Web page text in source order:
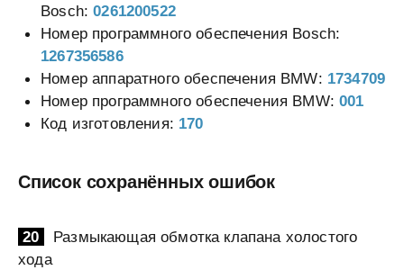
Bosch:0261200522
Номер программного обеспечения Bosch:
1267356586
Номер аппаратного обеспечения BMW: 1734709
Номер программного обеспечения BMW:001
Код изготовления: 170
Список сохранённых ошибок
20
Размыкающая обмотка клапана холостого
хода